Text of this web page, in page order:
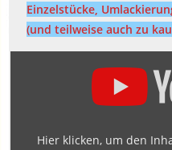
Einzelstücke,
(und teilweise auch zu
2024-Hier klicken, um den